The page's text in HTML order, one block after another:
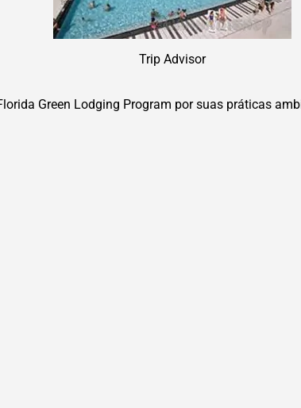
Trip Advisor
Green Lodging Program por suas práticas